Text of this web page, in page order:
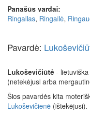
Panašūs vardai:
Ringailas, Ringailė,
Pavardė:
Lukoševičiūtė -
(netekėjusi arba
Šios pavardės kita
Lukoševičienė (ištekėjusi).